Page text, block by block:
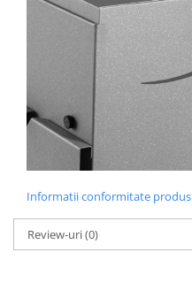
Informatii conformitate produs
Review-uri(0)